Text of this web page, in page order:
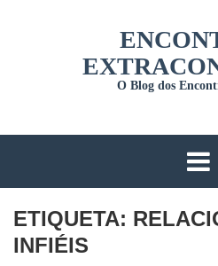
O Blog dos
ETIQUETA:
INFIÉIS